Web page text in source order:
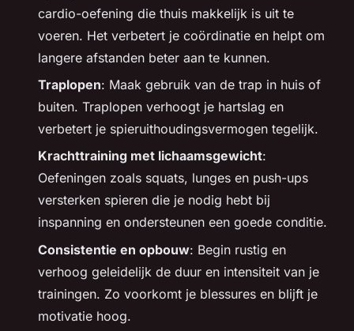
cardio-oefening die thuis makkelijk is uit te
voeren. Het verbetert je coördinatie en helpt om
langere afstanden beter aan te kunnen.
Traplopen: Maak gebruik van de trap in huis of
buiten. Traplopen verhoogt je hartslag en
verbetert je spieruithoudingsvermogen tegelijk.
Krachttraining met lichaamsgewicht:
Oefeningen zoals squats, lunges en push-ups
versterken spieren die je nodig hebt bij
inspanning en ondersteunen een goede conditie.
Consistentie en opbouw: Begin rustig en
verhoog geleidelijk de duur en intensiteit van je
trainingen. Zo voorkomt je blessures en blijft je
motivatie hoog.